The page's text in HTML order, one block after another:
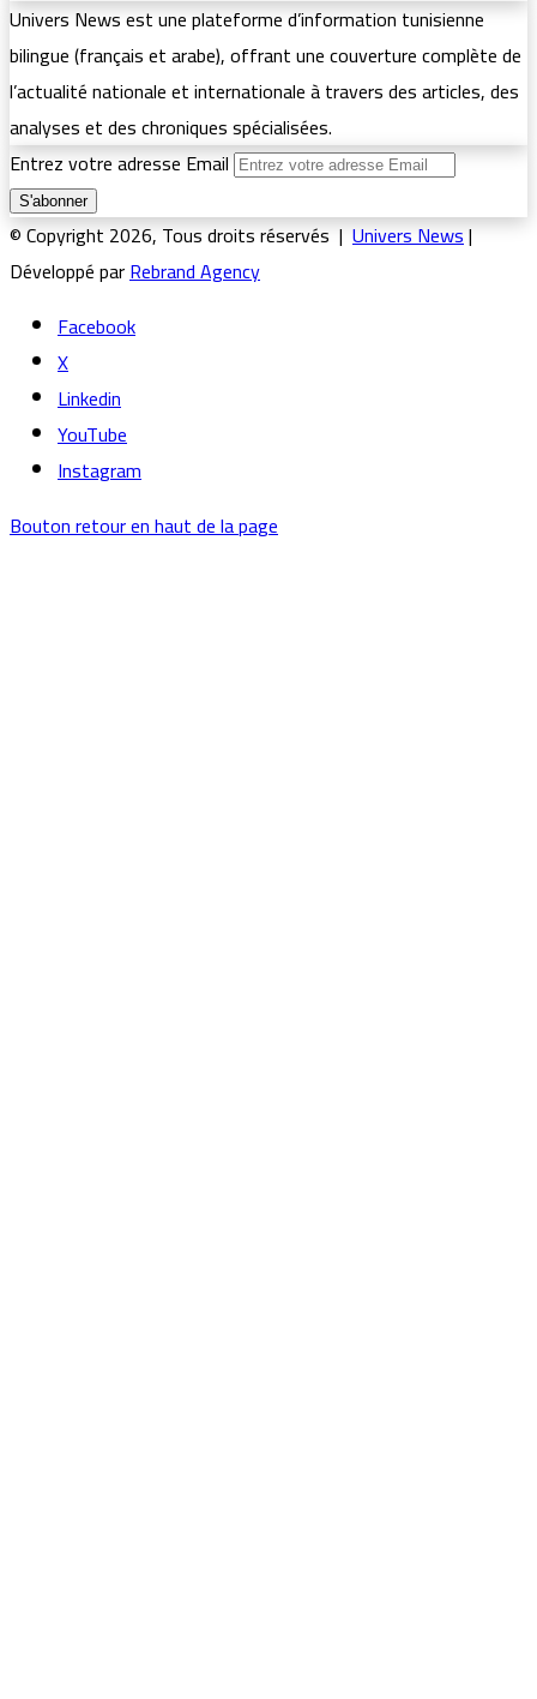
Univers News est une plateforme d’information tunisienne
bilingue (français et arabe), offrant une couverture complète de
l’actualité nationale et internationale à travers des articles, des
analyses et des chroniques spécialisées.
Entrez votre adresse Email
© Copyright 2026, Tous droits réservés |Univers News|
Développé parRebrand Agency
Facebook
X
Linkedin
YouTube
Instagram
Bouton retour en haut de la page